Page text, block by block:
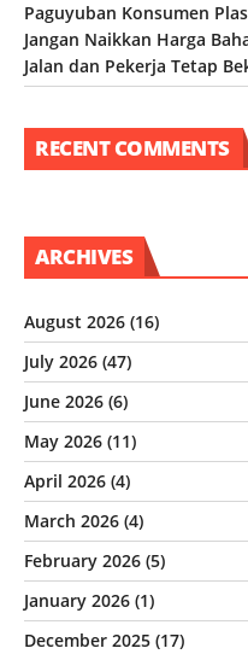
Paguyuban Konsumen
Jangan Naikkan Harga
Jalan dan Pekerja Tetap
RECENT COMMENTS
ARCHIVES
August 2026 (16)
July 2026 (47)
June 2026 (6)
May 2026 (11)
April 2026 (4)
March 2026 (4)
February 2026 (5)
January 2026 (1)
December 2025 (17)